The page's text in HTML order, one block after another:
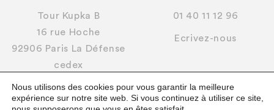
Tour Kupka B
16 rue Hoche
92906 Paris La Défense
cedex
01 40 11 12 96
Ecrivez-nous
Nous utilisons des cookies pour vous garantir la meilleure
expérience sur notre site web. Si vous continuez à utiliser ce site,